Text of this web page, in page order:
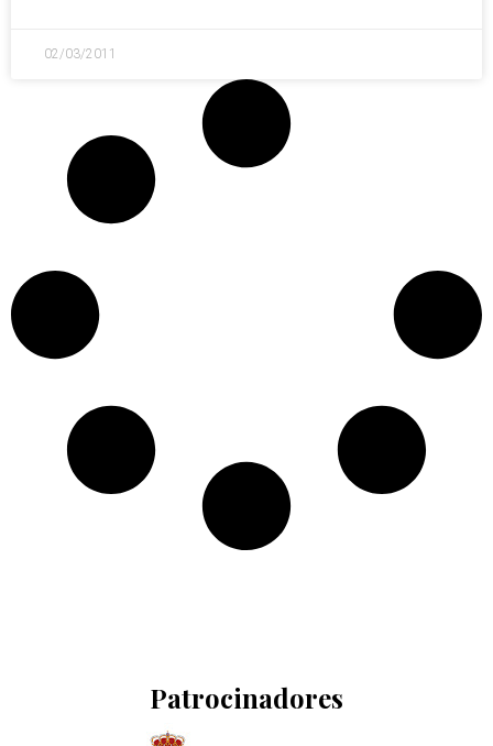
02/03/2011
Patrocinadores